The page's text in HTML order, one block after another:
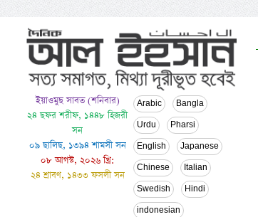
ইয়াওমুছ সাবত (শনিবার)
২৪ ছফর শরীফ, ১৪৪৮ হিজরী
সন
০৯ ছালিছ, ১৩৯৪ শামসী সন
০৮ আগস্ট, ২০২৬ খ্রি:
২৪ শ্রাবণ, ১৪৩৩ ফসলী সন
Arabic Bangla
Urdu Pharsi
English Japanese
Chinese Italian
Swedish Hindi
indonesian